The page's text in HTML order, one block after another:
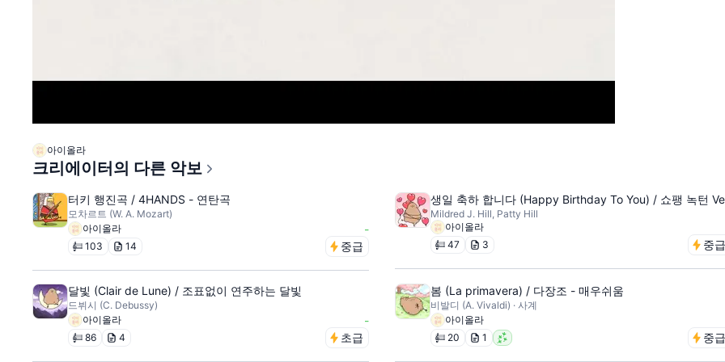
아이올라
크리에이터의 다른 악보
터키 행진곡 / 4HANDS - 연탄곡
모차르트 (W. A. Mozart)
아이올라
-
103 14 중급
생일 축하 합니다 (Happy Birthday To You) / 쇼팽 녹턴
Mildred J. Hill, Patty Hill
아이올라
47 3 중급
달빛 (Clair de Lune) / 조표없이 연주하는 달빛
드뷔시 (C. Debussy)
아이올라
-
86 4 초급
봄 (La primavera) / 다장조 - 매우쉬움
비발디 (A. Vivaldi) · 사계
아이올라
20 1 중급